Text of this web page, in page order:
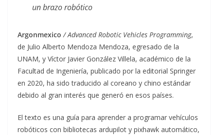
un brazo robótico
Argonmexico / Advanced Robotic Vehicles Programming,
de Julio Alberto Mendoza Mendoza, egresado de la
UNAM, y Víctor Javier González Villela, académico de la
Facultad de Ingeniería, publicado por la editorial Springer
en 2020, ha sido traducido al coreano y chino estándar
debido al gran interés que generó en esos países.
El texto es una guía para aprender a programar vehículos
robóticos con bibliotecas ardupilot y pixhawk automático,